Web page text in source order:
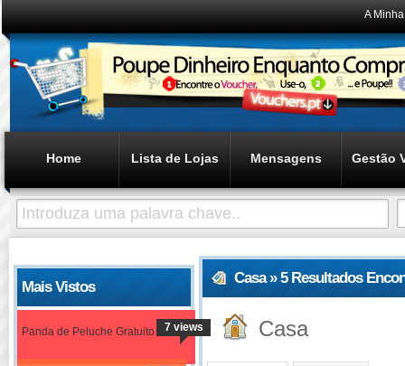
A
Home Lista de Lojas Mensagens Gestão
Mais Vistos
Panda de Peluche Gratuito 7 views
Casa » 5 Resultados
Casa